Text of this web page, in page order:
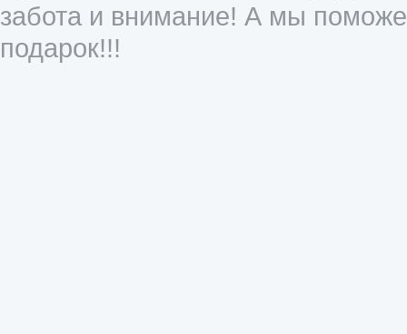
забота и внимание! А мы
подарок!!!